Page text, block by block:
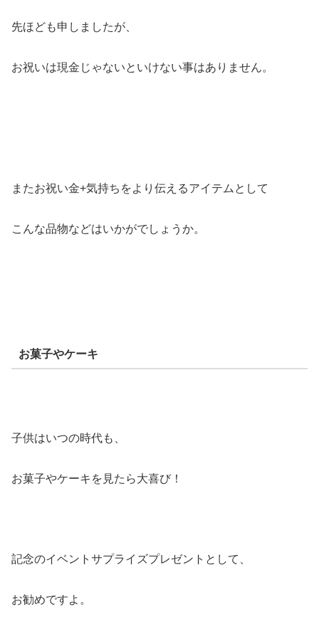
先ほども申しましたが、
お祝いは現金じゃないといけない事はありません。
またお祝い金+気持ちをより伝えるアイテムとして
こんな品物などはいかがでしょうか。
お菓子やケーキ
子供はいつの時代も、
お菓子やケーキを見たら大喜び！
記念のイベントサプライズプレゼントとして、
お勧めですよ。